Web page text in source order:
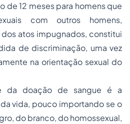
de 12 meses para homens que
com outros homens,
atos impugnados, constitui
de discriminação, uma vez
na orientação sexual do
da doação de sangue é a
vida, pouco importando se o
do branco, do homossexual,